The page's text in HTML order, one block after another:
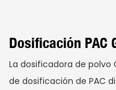
Dosificación PAC
La dosificadora de polvo
de dosificación de PAC